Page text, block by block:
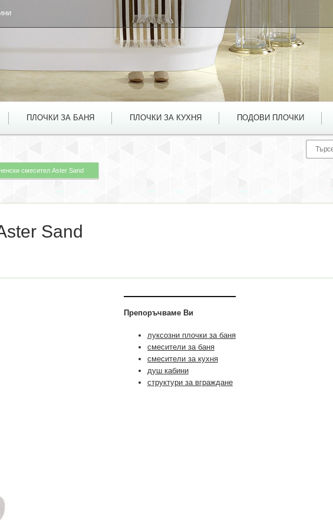
ПЛОЧКИ ЗА БАНЯ ПЛОЧКИ ЗА КУХНЯ ПОДОВИ ПЛОЧКИ
смесител Aster Sand
Sand
Препоръчваме Ви
луксозни плочки за баня
смесители за баня
смесители за кухня
душ кабини
структури за вграждане